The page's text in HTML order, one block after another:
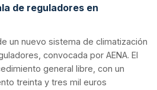
de reguladores en
un nuevo sistema de climatización
convocada por AENA. El
general libre, con un
treinta y tres mil euros